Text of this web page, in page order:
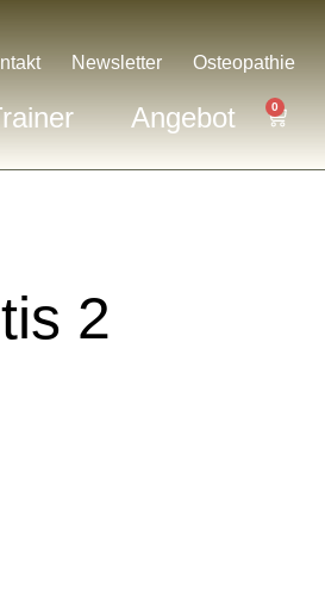
Newsletter Osteopathie
Angebot 0
2